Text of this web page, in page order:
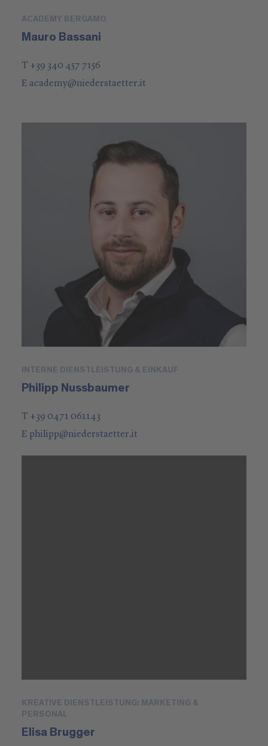
ACADEMY BERGAMO
Mauro Bassani
T +39 340 457 7156
E academy@niederstaetter.it
INTERNE DIENSTLEISTUNG & EINKAUF
Philipp Nussbaumer
T +39 0471 061143
E philipp@niederstaetter.it
KREATIVE DIENSTLEISTUNG: MARKETING &
PERSONAL
Elisa Brugger